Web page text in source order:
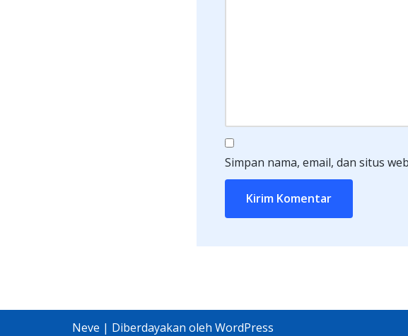
Simpan nama, email, dan situs
Neve | Diberdayakan oleh WordPress